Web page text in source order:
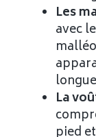
Les
avec
La
pied